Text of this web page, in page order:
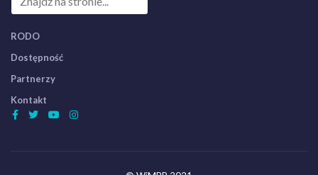
RODO
Dostępność
Partnerzy
Kontakt